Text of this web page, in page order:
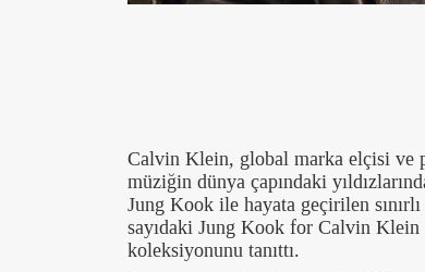
Calvin Klein, global marka elçisi ve
müziğin dünya çapındaki
Jung Kook ile hayata geçirilen sınırlı
sayıdaki Jung Kook for Calvin Klein
koleksiyonunu tanıttı.